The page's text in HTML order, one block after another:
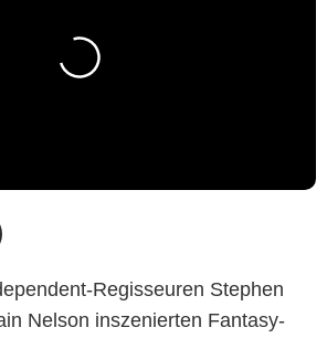
Regisseuren Stephen
Nelson inszenierten Fantasy-